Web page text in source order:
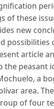
of these
new
article
the peasant
a
area.
of four